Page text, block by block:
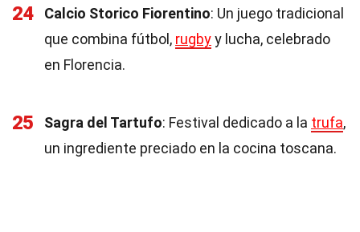
24 Calcio Storico Fiorentino: Un juego tradicional
que combina fútbol, rugbyy lucha, celebrado
en Florencia.
25 Sagra del Tartufo: Festival dedicado a la trufa,
un ingrediente preciado en la cocina toscana.